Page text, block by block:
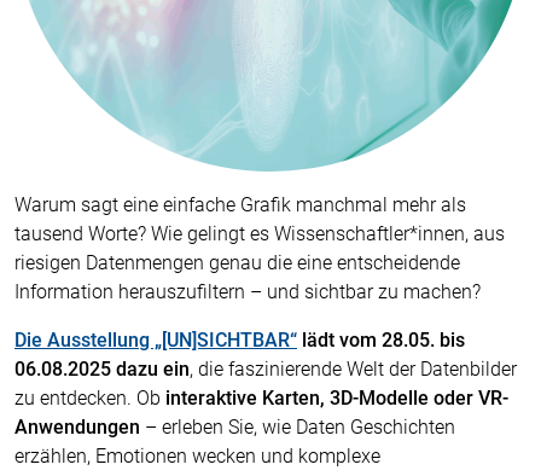
Warum sagt eine einfache Grafik manchmal mehr als
tausend Worte? Wie gelingt es Wissenschaftler*innen, aus
riesigen Datenmengen genau die eine entscheidende
Information herauszufiltern – und sichtbar zu machen?
Die Ausstellung „[UN]SICHTBAR“ lädt vom 28.05. bis
06.08.2025 dazu ein, die faszinierende Welt der Datenbilder
zu entdecken. Ob interaktive Karten, 3D-Modelle oder VR-
Anwendungen – erleben Sie, wie Daten Geschichten
erzählen, Emotionen wecken und komplexe